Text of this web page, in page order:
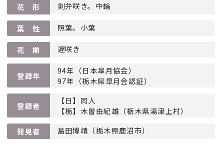
花 形 剣弁咲き。中輪
葉 性 照葉。小葉
花 期 遅咲き
登録年
94年（日本皐月協会）
97年（栃木県皐月会認証）
登録者
【日】同人
【栃】木曽由紀雄（栃木県湯津上村）
発見者
島田博靖（栃木県鹿沼市）